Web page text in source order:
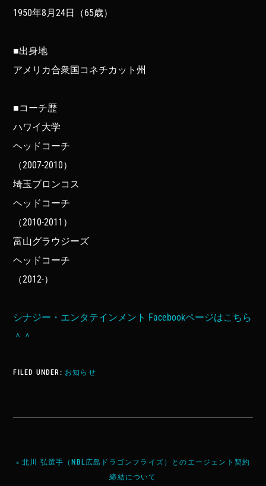
1950年8月24日（65歳）
■出身地
アメリカ合衆国コネチカット州
■コーチ歴
ハワイ大学
ヘッドコーチ
（2007-2010）
埼玉ブロンコス
ヘッドコーチ
（2010-2011）
富山グラウジーズ
ヘッドコーチ
（2012-）
シナジー・エンタテインメント Facebookページはこちら
＾＾
FILED UNDER: お知らせ
« 北川 弘選手（NBL広島ドラゴンフライズ）とのエージェント契約
締結について